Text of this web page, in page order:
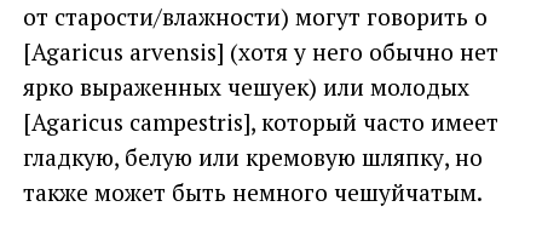
от старости/влажности) могут говорить о
[Agaricus arvensis] (хотя у него обычно нет
ярко выраженных чешуек) или молодых
[Agaricus campestris], который часто имеет
гладкую, белую или кремовую шляпку, но
также может быть немного чешуйчатым.